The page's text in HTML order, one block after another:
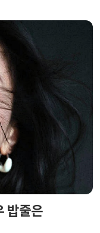
밥줄은